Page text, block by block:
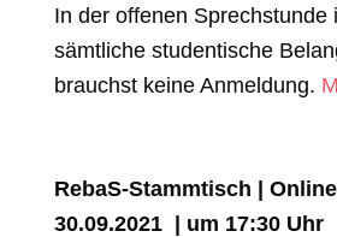
In der offenen Sprechstunde
sämtliche studentische
brauchst keine Anmeldung.
RebaS-Stammtisch | Online
30.09.2021 | um 17:30 Uhr